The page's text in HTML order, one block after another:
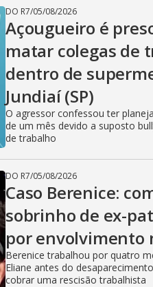
DO R7/05/08/2026
Açougueiro é
matar colegas de
dentro de
Jundiaí (SP)
O agressor confessou ter
de um mês devido a suposto
de trabalho
DO R7/05/08/2026
Caso Berenice:
sobrinho de ex-
por envolvimento
Berenice trabalhou por quatro
Eliane antes do
cobrar uma rescisão trabalhista